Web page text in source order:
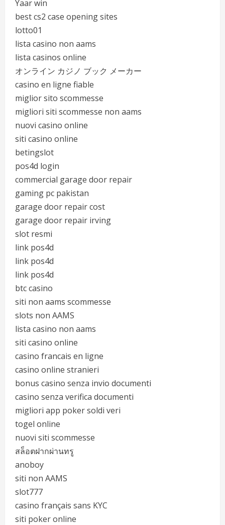
Yaar win
best cs2 case opening sites
lotto01
lista casino non aams
lista casinos online
オンライン カジノ ブック メーカー
casino en ligne fiable
miglior sito scommesse
migliori siti scommesse non aams
nuovi casino online
siti casino online
betingslot
pos4d login
commercial garage door repair
gaming pc pakistan
garage door repair cost
garage door repair irving
slot resmi
link pos4d
link pos4d
link pos4d
btc casino
siti non aams scommesse
slots non AAMS
lista casino non aams
siti casino online
casino francais en ligne
casino online stranieri
bonus casino senza invio documenti
casino senza verifica documenti
migliori app poker soldi veri
togel online
nuovi siti scommesse
สล็อตฝากผ่านทรู
anoboy
siti non AAMS
slot777
casino français sans KYC
siti poker online